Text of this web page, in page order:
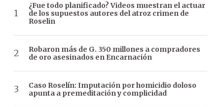
¿Fue todo planificado? Videos muestran el actuar
de los supuestos autores del atroz crimen de
Roselin
Robaron más de G. 350 millones a compradores
de oro asesinados en Encarnación
Caso Roselín: Imputación por homicidio doloso
apunta a premeditación y complicidad